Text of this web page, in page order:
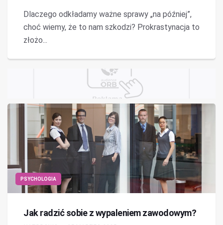
Dlaczego odkładamy ważne sprawy „na później”,
choć wiemy, że to nam szkodzi? Prokrastynacja to
złożo...
PSYCHOLOGIA
Jak radzić sobie z wypaleniem zawodowym?